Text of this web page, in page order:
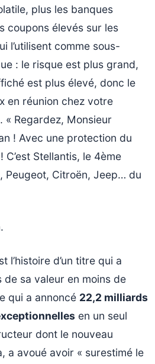
plus les banques
coupons élevés sur les
l’utilisent comme sous-
: le risque est plus grand,
est plus élevé, donc le
en réunion chez votre
« Regardez, Monsieur
! Avec une protection du
C’est Stellantis, le 4ème
Peugeot, Citroën, Jeep… du
l’histoire d’un titre qui a
sa valeur en moins de
qui a annoncé 22,2 milliards
en un seul
dont le nouveau
a avoué avoir « surestimé le